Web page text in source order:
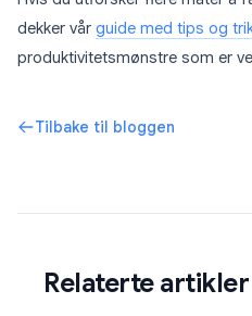
dekker vår guide med tips og
produktivitetsmønstre som er
Tilbake til bloggen
Relaterte artikler